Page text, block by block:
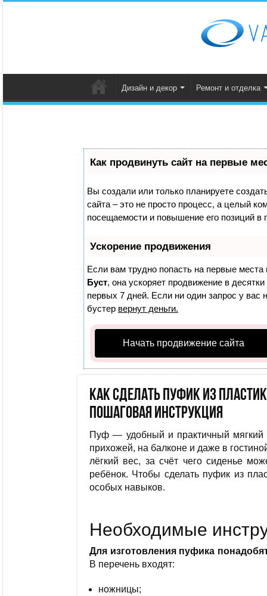
Дизайн и декор Ремонт и отделка
Как продвинуть сайт на первые
Вы создали или только планируете
сайта – это не просто процесс, а целый
посещаемости и повышение его позиций в
Ускорение продвижения
Если вам трудно попасть на первые места
Буст, она ускоряет продвижение в
первых 7 дней. Если ни один запрос у вас
бустер вернут деньги.
Начать продвижение сайта
Как сделать пуфик из
пошаговая инструкция
Пуф — удобный и практичный мягкий
прихожей, на балконе и даже в
лёгкий вес, за счёт чего сиденье
ребёнок. Чтобы сделать пуфик из
особых навыков.
Необходимые
Для изготовления пуфика
В перечень входят:
ножницы;